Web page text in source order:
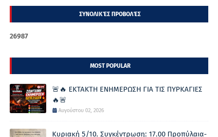
ΣΥΝΟΛΙΚΈΣ ΠΡΟΒΟΛΈΣ
26987
MOST POPULAR
🚨🔥 ΕΚΤΑΚΤΗ ΕΝΗΜΕΡΩΣΗ ΓΙΑ ΤΙΣ ΠΥΡΚΑΓΙΕΣ
🔥🚨
Αυγούστου 02, 2026
Κυριακή 5/10. Συγκέντρωση: 17.00 Προπύλαια-